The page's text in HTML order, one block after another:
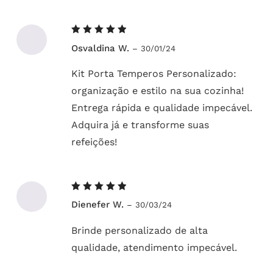
5de 5
Osvaldina W. – 30/01/24
Kit Porta Temperos Personalizado:
organização e estilo na sua cozinha!
Entrega rápida e qualidade impecável.
Adquira já e transforme suas
refeições!
5de 5
Dienefer W. – 30/03/24
Brinde personalizado de alta
qualidade, atendimento impecável.